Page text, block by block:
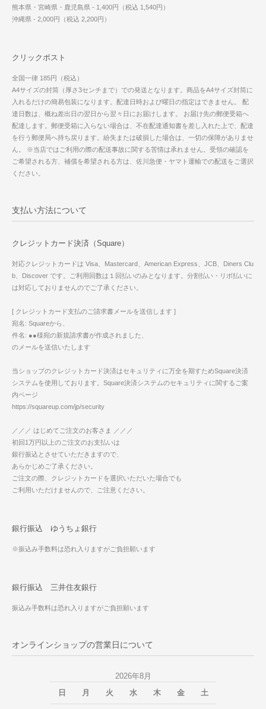
熊本県・宮崎県・鹿児島県 - 1,400円（税込 1,540円）
沖縄県 - 2,000円（税込 2,200円）
クリックポスト
全国一律 185円（税込）
A4サイズの封筒（厚さ3センチまで）での発送となります。商品をA4サイズ封筒に
入れるだけの簡易包装になります。配達日時および曜日の指定はできません。 配
達日数は、概ね差出日の翌日から翌々日にお届けします。 お届け先の郵便受箱へ
配達します。郵便受箱に入らない場合は、不在配達通知書を差し入れた上で、配達
を行う郵便局へ持ち戻ります。紛失または破損した場合は、一切の保障がありませ
ん。 ※当店ではご利用の際の配送事故に関する苦情は承れません。受領の確認を
ご希望される方、補償を希望される方は、佐川急便・ヤマト運輸での配送をご選択
ください。
支払い方法について
クレジットカード決済（Square）
対応クレジットカードは Visa、Mastercard、American Express、JCB、Diners Clu
b、Discover です。ご利用回数は１回払いのみとなります。分割払い・リボ払いに
は対応しておりませんのでご了承ください。
[ クレジットカード支払のご請求書メールを送信します ]
宛名: Squareから、
件名: ●●様宛の新規請求書が作成されました、
のメールを送信いたします
当ショップのクレジットカード決済はセキュリティに万全を期すためSquare決済
システムを使用しております。Square決済システムのセキュリティに関するご案
内ページ
https://squareup.com/jp/security
／／／ はじめてご注文のお客さま ／／／
初回1万円以上のご注文のお支払いは
銀行振込とさせていただきますので、
あらかじめご了承ください。
ご注文の際、クレジットカードを選択いただいた場合でも
ご利用いただけませんので、ご注意ください。
銀行振込 ゆうちょ銀行
※振込み手数料は恐れ入りますがご負担願います
銀行振込 三井住友銀行
振込み手数料は恐れ入りますがご負担願います
オンラインショップの営業日について
2026年8月
日
月 火 水 木 金 土